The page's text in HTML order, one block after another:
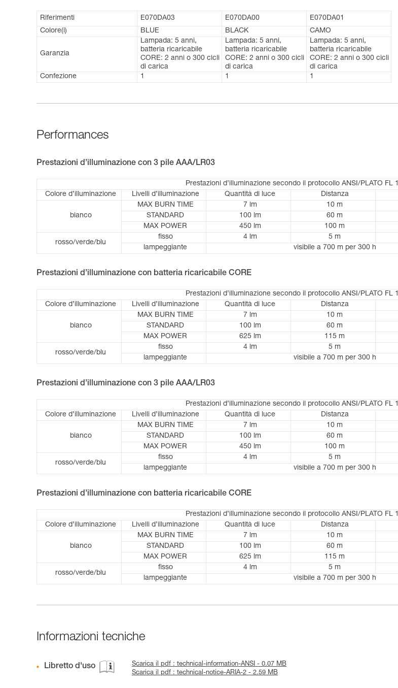
Riferimenti E070DA03 E070DA00
E070DA01
Colore(i)
BLUE BLACK CAMO
Garanzia
Lampada: 5 anni,
batteria ricaricabile
CORE: 2 anni o 300 cicli
di carica
Lampada: 5 anni,
batteria ricaricabile
CORE: 2 anni o 300 cicli
di carica
Lampada: 5 anni,
batteria ricaricabile
CORE: 2 anni o 300 cicli
di carica
Confezione
1 1 1
Performances
Prestazioni d’illuminazione con 3 pile AAA/LR03
Prestazioni d’illuminazione secondo il protocollo ANSI/PLATO FL 1
Colore d’illuminazione
Livelli d’illuminazione Quantità di luce Distanza
bianco
MAX BURN TIME 7 lm 10 m
STANDARD
100 lm 60 m
MAX POWER 450 lm 100 m
rosso/verde/blu
fisso 4 lm 5 m
lampeggiante visibile a 700 m per 300 h
Prestazioni d’illuminazione con batteria ricaricabile CORE
Prestazioni d’illuminazione secondo il protocollo ANSI/PLATO FL 1
Colore d’illuminazione
Livelli d’illuminazione Quantità di luce Distanza
bianco
MAX BURN TIME 7 lm 10 m
STANDARD
100 lm 60 m
MAX POWER
625 lm 115 m
rosso/verde/blu
fisso 4 lm 5 m
lampeggiante visibile a 700 m per 300 h
Prestazioni d’illuminazione con 3 pile AAA/LR03
Prestazioni d’illuminazione secondo il protocollo ANSI/PLATO FL 1
Colore d’illuminazione
Livelli d’illuminazione Quantità di luce Distanza
bianco
MAX BURN TIME 7 lm 10 m
STANDARD
100 lm 60 m
MAX POWER 450 lm 100 m
rosso/verde/blu
fisso 4 lm 5 m
lampeggiante visibile a 700 m per 300 h
Prestazioni d’illuminazione con batteria ricaricabile CORE
Prestazioni d’illuminazione secondo il protocollo ANSI/PLATO FL 1
Colore d’illuminazione
Livelli d’illuminazione Quantità di luce Distanza
bianco
MAX BURN TIME 7 lm 10 m
STANDARD
100 lm 60 m
MAX POWER
625 lm 115 m
rosso/verde/blu
fisso 4 lm 5 m
lampeggiante visibile a 700 m per 300 h
Informazioni tecniche
Libretto d'uso
Scarica il pdf : technical-information-ANSI - 0.07 MB
Scarica il pdf : technical-notice-ARIA-2 - 2.59 MB